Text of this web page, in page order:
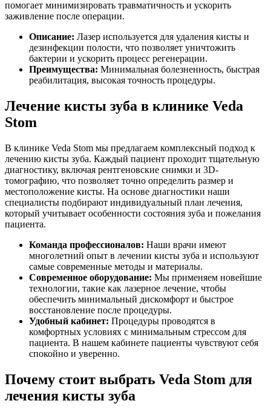
помогает минимизировать травматичность и ускорить
заживление после операции.
Описание: Лазер используется для удаления кисты и
дезинфекции полости, что позволяет уничтожить
бактерии и ускорить процесс регенерации.
Преимущества: Минимальная болезненность, быстрая
реабилитация, высокая точность процедуры.
Лечение кисты зуба в клинике Veda
Stom
В клинике Veda Stom мы предлагаем комплексный подход к
лечению кисты зуба. Каждый пациент проходит тщательную
диагностику, включая рентгеновские снимки и 3D-
томографию, что позволяет точно определить размер и
местоположение кисты. На основе диагностики наши
специалисты подбирают индивидуальный план лечения,
который учитывает особенности состояния зуба и пожелания
пациента.
Команда профессионалов: Наши врачи имеют
многолетний опыт в лечении кисты зуба и используют
самые современные методы и материалы.
Современное оборудование: Мы применяем новейшие
технологии, такие как лазерное лечение, чтобы
обеспечить минимальный дискомфорт и быстрое
восстановление после процедуры.
Удобный кабинет: Процедуры проводятся в
комфортных условиях с минимальным стрессом для
пациента. В нашем кабинете пациенты чувствуют себя
спокойно и уверенно.
Почему стоит выбрать Veda Stom для
лечения кисты зуба